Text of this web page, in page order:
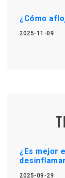
¿Cómo
2025-11-09
¿Es mejor
2025-09-29